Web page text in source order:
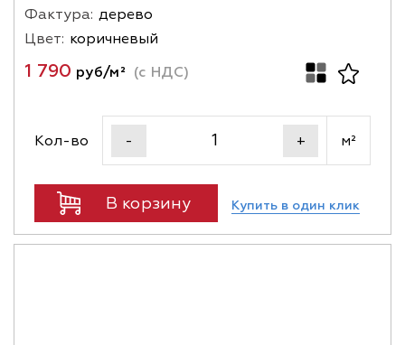
Фактура: дерево
Цвет: коричневый
1 790 руб/м² (с НДС)
Кол-во - + м²
В корзину Купить в один клик